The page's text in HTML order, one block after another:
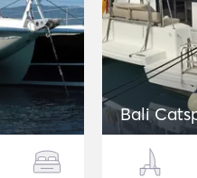
Bali